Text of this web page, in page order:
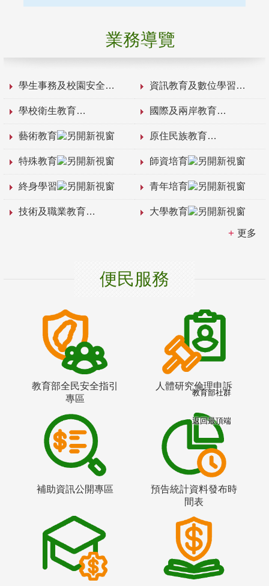
業務導覽
學生事務及校園安全 資訊教育及數位學習
學校衛生教育 國際及兩岸教育
藝術教育 原住民族教育
特殊教育 師資培育
終身學習 青年培育
技術及職業教育 大學教育
更多
便民服務
教育部全民安全指引
專區
人體研究倫理申訴
補助資訊公開專區
預告統計資料發布時
間表
教育部社群
返回最頂端